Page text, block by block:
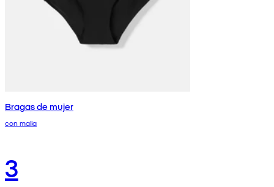
Bragas de mujer
con malla
3